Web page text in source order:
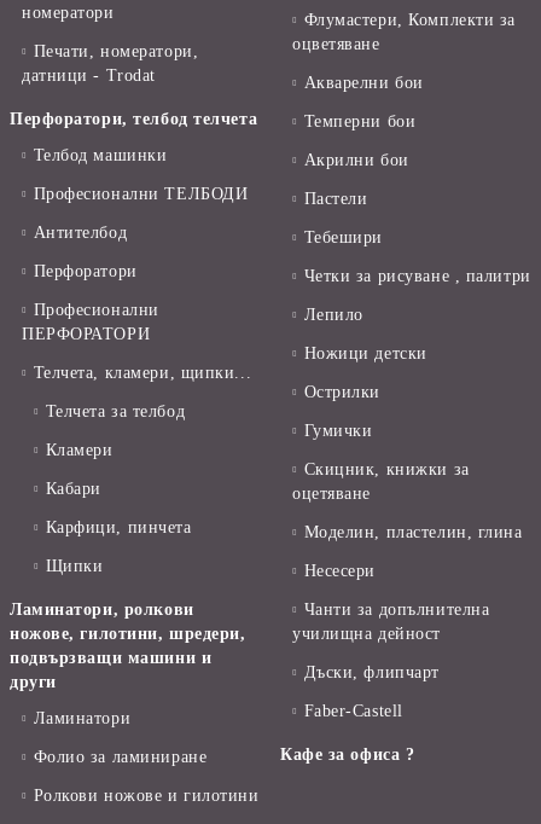
номератори
Печати, номератори,
датници - Trodat
Перфоратори, телбод телчета
Телбод машинки
Професионални ТЕЛБОДИ
Антителбод
Перфоратори
Професионални
ПЕРФОРАТОРИ
Телчета, кламери, щипки...
Телчета за телбод
Кламери
Кабари
Карфици, пинчета
Щипки
Ламинатори, ролкови
ножове, гилотини, шредери,
подвързващи машини и
други
Ламинатори
Фолио за ламиниране
Ролкови ножове и гилотини
Флумастери, Комплекти за
оцветяване
Акварелни бои
Темперни бои
Акрилни бои
Пастели
Тебешири
Четки за рисуване , палитри
Лепило
Ножици детски
Острилки
Гумички
Скицник, книжки за
оцетяване
Моделин, пластелин, глина
Несесери
Чанти за допълнителна
училищна дейност
Дъски, флипчарт
Faber-Castell
Кафе за офиса ?